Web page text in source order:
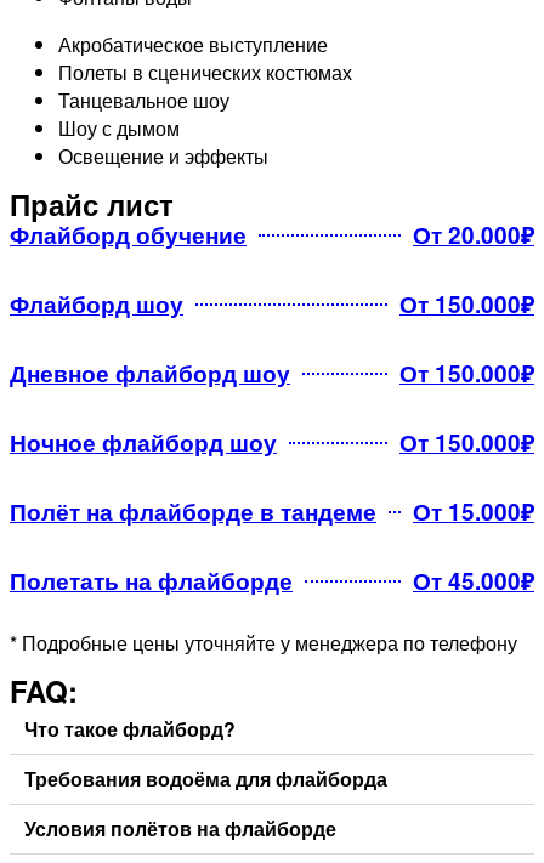
Акробатическое выступление
Полеты в сценических костюмах
Танцевальное шоу
Шоу с дымом
Освещение и эффекты
Прайс лист
Флайборд обучение От 20.000₽
Флайборд шоу От 150.000₽
Дневное флайборд шоу От 150.000₽
Ночное флайборд шоу От 150.000₽
Полёт на флайборде в тандеме От 15.000₽
Полетать на флайборде От 45.000₽
* Подробные цены уточняйте у менеджера по телефону
FAQ:
Что такое флайборд?
Требования водоёма для флайборда
Условия полётов на флайборде